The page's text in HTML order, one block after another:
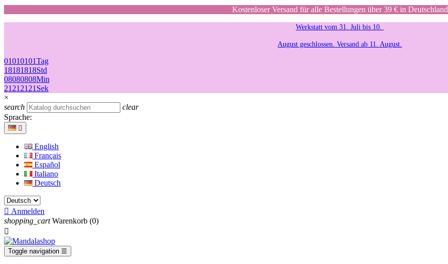
Kostenloser Versand für alle Bestellungen über 39 € in Deutschland
Werkstatt vom 31. Juli bis 10.
August geschlossen. Versand ab 11. August.
01010101Tag
18181818Std
08080808Min
21 21 21 21 Sek
×
search
clear
Sprache:

English
Français
Español
Italiano
Deutsch
 Anmelden
shopping_cart Warenkorb (0)

Toggle navigation ☰